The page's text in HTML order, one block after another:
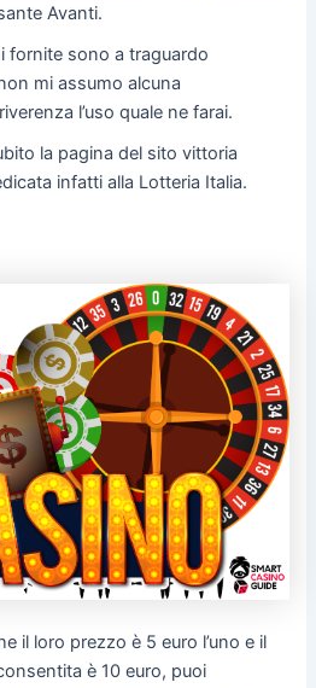
Avanti.
fornite sono a traguardo
mi assumo alcuna
l’uso quale ne farai.
la pagina del sito vittoria
infatti alla Lotteria Italia.
il loro prezzo è 5 euro l’uno e il
è 10 euro, puoi